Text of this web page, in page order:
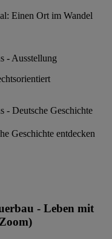
Einen Ort im Wandel
Geschichte entdecken
- Leben mit